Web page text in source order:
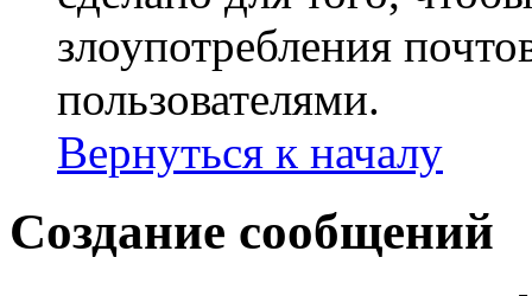
злоупотребления
пользователями.
Вернуться к началу
Создание сообщений